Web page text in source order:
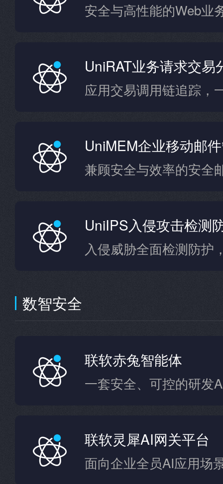
安全与高性能的Web业
UniRAT业务请求交易
应用交易调用链追踪，
UniMEM企业移动邮
兼顾安全与效率的安全
UniIPS入侵攻击检测
数智安全
联软赤兔智能体
联软灵犀AI网关平台